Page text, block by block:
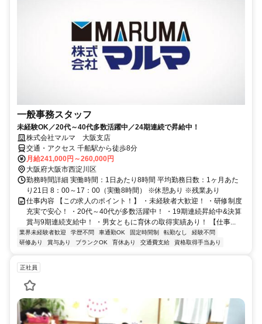
一般事務スタッフ
未経験OK／20代～40代多数活躍中／24期連続で昇給中！
株式会社マルマ 大阪支店
交通・アクセス 千船駅から徒歩8分
月給241,000円～260,000円
大阪府大阪市西淀川区
勤務時間詳細 実働時間：1日あたり8時間 平均勤務日数：1ヶ月あた
り21日 8：00～17：00（実働8時間） ※休憩あり ※残業あり
仕事内容 【この求人のポイント！】 ・未経験者大歓迎！ ・研修制度
充実で安心！ ・20代～40代が多数活躍中！ ・19期連続昇給中&決算
賞与9期連続支給中！ ・男女ともに育休の取得実績あり！ 【仕事...
業界未経験者歓迎 学歴不問 車通勤OK 固定時間制 転勤なし
経験不問
研修あり
賞与あり ブランクOK 育休あり 交通費支給 資格取得手当あり
正社員